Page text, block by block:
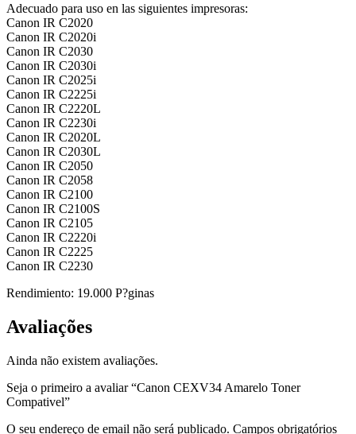
Adecuado para uso en las siguientes impresoras:
Canon IR C2020
Canon IR C2020i
Canon IR C2030
Canon IR C2030i
Canon IR C2025i
Canon IR C2225i
Canon IR C2220L
Canon IR C2230i
Canon IR C2020L
Canon IR C2030L
Canon IR C2050
Canon IR C2058
Canon IR C2100
Canon IR C2100S
Canon IR C2105
Canon IR C2220i
Canon IR C2225
Canon IR C2230
Rendimiento: 19.000 P?ginas
Avaliações
Ainda não existem avaliações.
Seja o primeiro a avaliar “Canon CEXV34 Amarelo Toner
Compativel”
O seu endereço de email não será publicado. Campos obrigatórios